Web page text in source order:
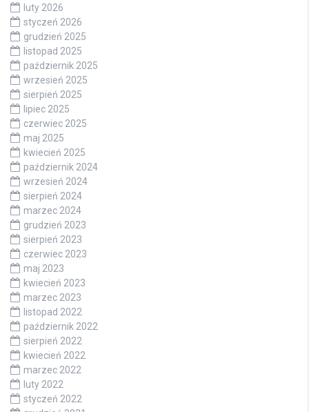
luty 2026
styczeń 2026
grudzień 2025
listopad 2025
październik 2025
wrzesień 2025
sierpień 2025
lipiec 2025
czerwiec 2025
maj 2025
kwiecień 2025
październik 2024
wrzesień 2024
sierpień 2024
marzec 2024
grudzień 2023
sierpień 2023
czerwiec 2023
maj 2023
kwiecień 2023
marzec 2023
listopad 2022
październik 2022
sierpień 2022
kwiecień 2022
marzec 2022
luty 2022
styczeń 2022